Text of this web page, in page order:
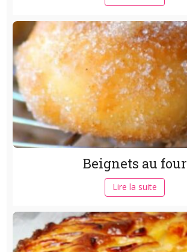
Beignets au four
Lire la suite